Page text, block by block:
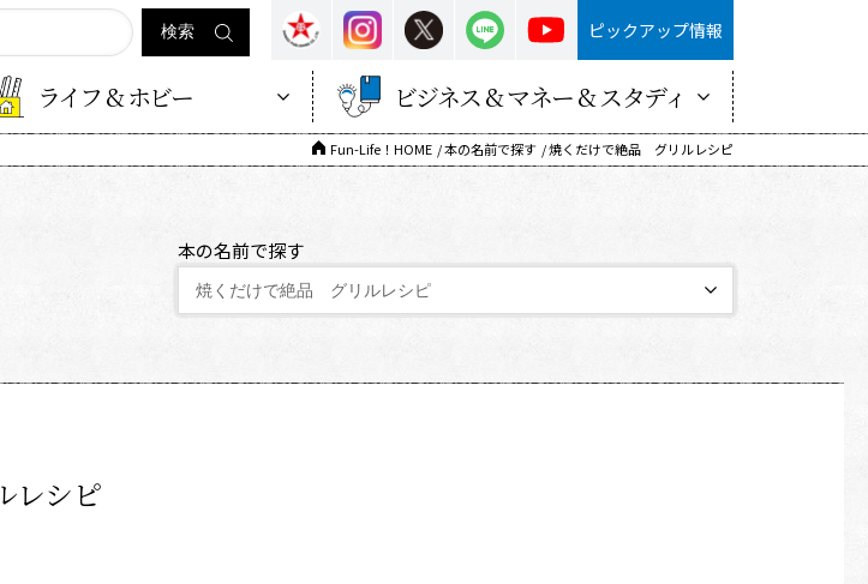
ピックアップ情報
ライフ & ホビー ビジネス & マネー & スタディ
Fun-Life！HOME 本の名前で探す 焼くだけで絶品 グリルレシピ
本の名前で探す
レシピ